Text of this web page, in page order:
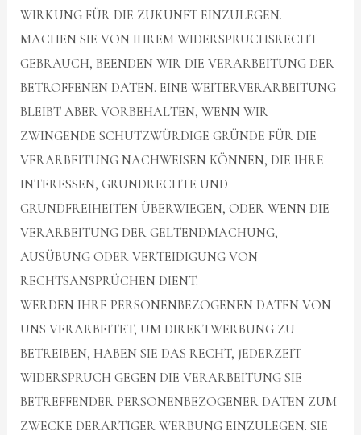
WIRKUNG FÜR DIE ZUKUNFT EINZULEGEN.
MACHEN SIE VON IHREM WIDERSPRUCHSRECHT
GEBRAUCH, BEENDEN WIR DIE VERARBEITUNG DER
BETROFFENEN DATEN. EINE WEITERVERARBEITUNG
BLEIBT ABER VORBEHALTEN, WENN WIR
ZWINGENDE SCHUTZWÜRDIGE GRÜNDE FÜR DIE
VERARBEITUNG NACHWEISEN KÖNNEN, DIE IHRE
INTERESSEN, GRUNDRECHTE UND
GRUNDFREIHEITEN ÜBERWIEGEN, ODER WENN DIE
VERARBEITUNG DER GELTENDMACHUNG,
AUSÜBUNG ODER VERTEIDIGUNG VON
RECHTSANSPRÜCHEN DIENT.
WERDEN IHRE PERSONENBEZOGENEN DATEN VON
UNS VERARBEITET, UM DIREKTWERBUNG ZU
BETREIBEN, HABEN SIE DAS RECHT, JEDERZEIT
WIDERSPRUCH GEGEN DIE VERARBEITUNG SIE
BETREFFENDER PERSONENBEZOGENER DATEN ZUM
ZWECKE DERARTIGER WERBUNG EINZULEGEN. SIE